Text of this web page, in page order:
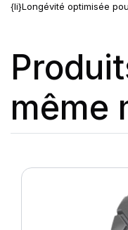
{li}Longévité optimisée
même